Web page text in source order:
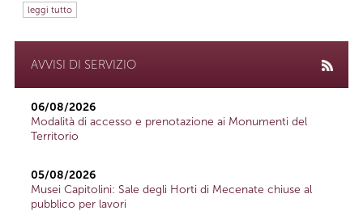
leggi tutto
AVVISI DI SERVIZIO
06/08/2026
Modalità di accesso e prenotazione ai Monumenti del
Territorio
05/08/2026
Musei Capitolini: Sale degli Horti di Mecenate chiuse al
pubblico per lavori